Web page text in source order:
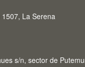
La Serena
s/n, sector de